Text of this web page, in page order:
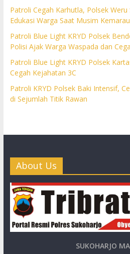
Patroli Cegah Karhutla, Polsek Weru
Edukasi Warga Saat Musim Kemarau
Patroli Blue Light KRYD Polsek
Polisi Ajak Warga Waspada dan
Patroli Blue Light KRYD Polsek
Cegah Kejahatan 3C
Patroli KRYD Polsek Baki Intensif,
di Sejumlah Titik Rawan
About Us
SUKOHARJO